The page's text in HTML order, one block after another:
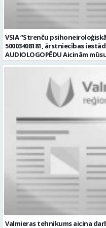
sakārtotu darba vidi un labus
grozu atbilstoši darba
• veselības apdrošināšanas
mēnešiem. Pretendenti aicināti pieteikties līdz 2026. gada 18.
augustam, nosūtot
vakances@strencupns.lv ar
gadījumā lūdzam sazināties ar
slimnīca” personāla vadītāju
Pieteikuma dokumentos
nodrošinātu šīs atlases
pārzinis ir VSIA “Strenču
kontaktinformācija: Valkas ielā
-4730, e-pasts:
personas datu apstrādi jūs
veids: Laika darba alga Darba
Strenči, Valmieras nov. Slodze:
Veselības aprūpe / Sociālā
līdz: 2026-08-18
vakances@strencupns.lv
VSIA “Strenču
50003408181, ārstniecības
AUDIOLOGOPĒDU Aicinām
audiologopēdu darbam
iespēju vienoties par pilnu vai
tiek slēgts uz nenoteiktu laiku. Darba vieta – Strenči. Darba laiks –
pēc vienošanās: normālais vai
audiologopēdisko izpēti un
traucējumus; • izstrādāt,
terapijas plānus, ņemot vērā
sasniedzamos terapijas
nepieciešams, grupu
pierādījumos balstītas
regulāri novērtēt un
pielāgojot terapijas plānu; •
citiem likumiskajiem
ieteikumus valodas un
piedalīties
audiologopēdijas mērķus
rehabilitācijas plānā; •
Valmieras tehnikums aicina darbā FIZIKAS SKOLOTĀJU (profesiju